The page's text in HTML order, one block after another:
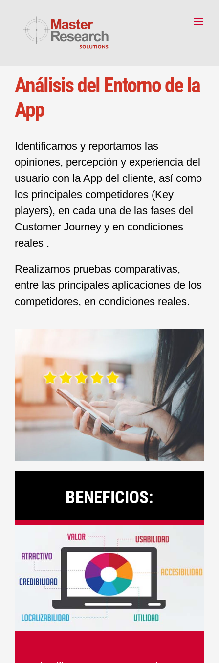
content
Análisis del Entorno de la
App
Identificamos y reportamos las
opiniones, percepción y experiencia del
usuario con la App del cliente, así como
los principales competidores (Key
players), en cada una de las fases del
Customer Journey y en condiciones
reales .
Realizamos pruebas comparativas,
entre las principales aplicaciones de los
competidores, en condiciones reales.
BENEFICIOS: